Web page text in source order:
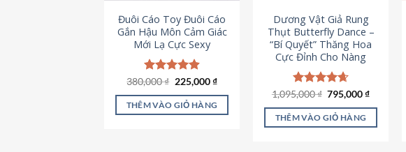
thể
được
chọn
trên
trang
phẩm
Đuôi Cáo Toy Đuôi Cáo
Gắn Hậu Môn Cảm Giác
Mới Lạ Cực Sexy
Được xếp
5 sao
380,000₫ Giá
là:
380,000 ₫.
225,000₫Giá
tại
là:
THÊM VÀO GIỎ HÀNG
Dương Vật Giả Rung
Thụt Butterfly Dance –
“Bí Quyết” Thăng Hoa
Cực Đỉnh Cho Nàng
Được xếp
5 sao
1,095,000₫ Giá
là:
1,095,000 ₫.
795,000₫Giá
tại
THÊM VÀO GIỎ HÀNG